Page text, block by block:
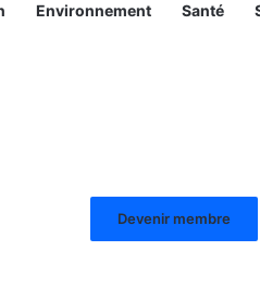
Environnement Santé
Devenir membre